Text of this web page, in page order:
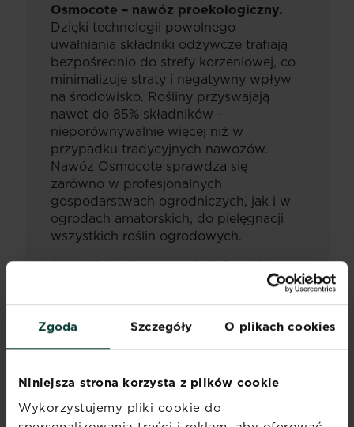
Zgoda Szczegóły O plikach cookies
Niniejsza strona korzysta z plików cookie
Wykorzystujemy pliki cookie do
Osmocote – nawóz proekologiczny.
Dzięki technologii powolnego
uwalniania składniki odżywcze trafiają
bezpośrednio do strefy korzeniowej, co
minimalizuje straty i negatywny wpływ
na środowisko. Rośliny przyswajają
nawet do 85% składników –
nieporównywalnie więcej niż w
przypadku tradycyjnych nawozów.
Nawóz Osmocote sprawdza się
zarówno w profesjonalnych
gospodarstwach ogrodniczych, jak i w
ogrodach amatorskich, do pielęgnacji
wszystkich roślin ogrodowych.
SUBSTRAL Osmocote 2w1 Ogród to
wszechstronny produkt przeznaczony
do wszystkich roślin ogrodowych:
kwiatów, bylin, owoców, warzyw, drzew
i krzewów oraz iglaków.
1 aplikacja
Osmocote = 5 aplikacji zwykłym
JAK STOSOWAĆ